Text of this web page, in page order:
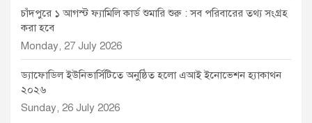
চাঁদপুরে ১ আগস্ট ফ্যামিলি কার্ড শুমারি শুরু : সব পরিবারের তথ্য সংগ্রহ
করা হবে
Monday, 27 July 2026
ড্যাফোডিল ইউনিভার্সিটিতে অনুষ্ঠিত হলো এআই ইনোভেশন হ্যাকাথন
২০২৬
Sunday, 26 July 2026